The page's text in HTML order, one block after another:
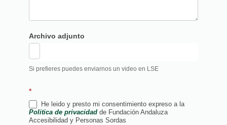
Archivo adjunto
Si prefieres puedes enviarnos un video en LSE
*
He leido y presto mi consentimiento expreso a la
Politica de privacidadde Fundación Andaluza
Accesibilidad y Personas Sordas